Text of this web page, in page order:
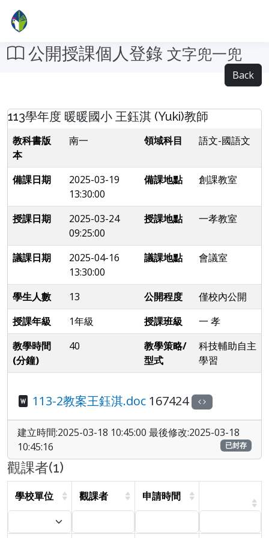
公開授課個人登錄 文字兜一兜
Back
113學年度 暖暖國小 王鈺淇 (Yuki)教師
教科書版
本
南一 領域科目 語文-國語文
備課日期
2025-03-19
13:30:00
備課地點 創課教室
授課日期
2025-03-24
09:25:00
授課地點 一孝教室
議課日期
2025-04-16
13:30:00
議課地點 會議室
學生人數 13 公開程度
僅校內公開
授課年級
1年級 授課班級
一 孝
教學時間
(分鐘)
40
教學策略/
型式
科技輔助自主
學習
113-2教案王鈺淇.doc 167424
建立時間:2025-03-18 10:45:00 最後修改:2025-03-18
10:45:16
已封存
觀課者(1)
學校單位 觀課者 申請時間